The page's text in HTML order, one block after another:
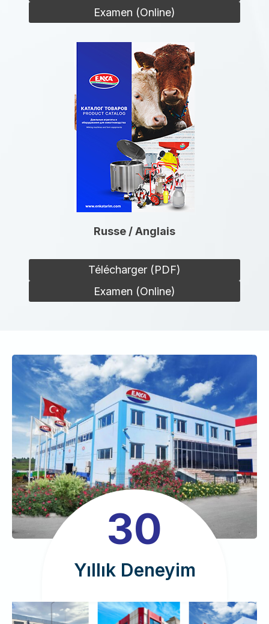
Examen (Online)
Russe / Anglais
Télécharger (PDF)
Examen (Online)
3
0
30
Yıllık Deneyim